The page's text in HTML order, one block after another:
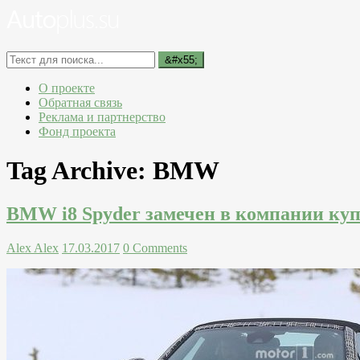
О проекте
Обратная связь
Реклама и партнерство
Фонд проекта
Tag Archive: BMW
BMW i8 Spyder замечен в компании
Alex Alex 17.03.2017 0 Comments